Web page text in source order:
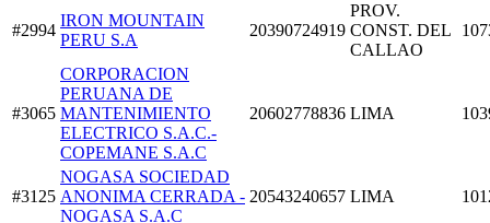
#2994
IRON MOUNTAIN
PERU S.A
20390724919
PROV.
CONST. DEL
CALLAO
#3065
CORPORACION
PERUANA DE
MANTENIMIENTO
ELECTRICO S.A.C.-
COPEMANE S.A.C
20602778836 LIMA
#3125
NOGASA SOCIEDAD
ANONIMA CERRADA -
NOGASA S.A.C
20543240657 LIMA